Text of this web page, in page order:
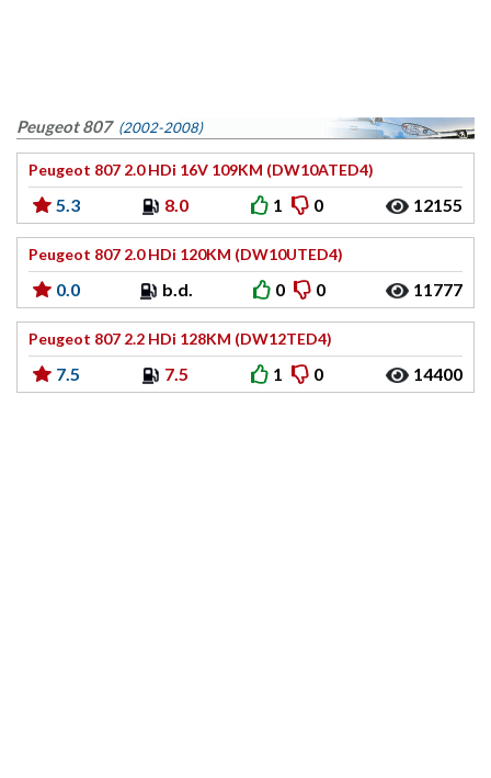
Peugeot 807 (2002-2008)
Peugeot 807 2.0 HDi 16V 109KM (DW10ATED4)
5.3 8.0 1 0 12155
Peugeot 807 2.0 HDi 120KM (DW10UTED4)
0.0 b.d. 0 0 11777
Peugeot 807 2.2 HDi 128KM (DW12TED4)
7.5 7.5 1 0 14400